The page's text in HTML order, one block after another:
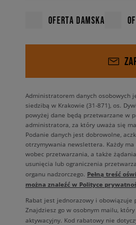
OFERTA DAMSKA
Administratorem danych osobowych
siedzibą w Krakowie (31-871), os.
powyżej dane będą przetwarzane w
administratora, za który uważa się
Podanie danych jest dobrowolne,
otrzymywania newslettera. Każdy ma
wobec przetwarzania, a także
usunięcia lub ograniczenia
organu nadzorczego. Pełną treść
można znaleźć w Polityce
Rabat jest jednorazowy i obowiązuje
Znajdziesz go w osobnym mailu,
aktywacyjny. Kod rabatowy nie